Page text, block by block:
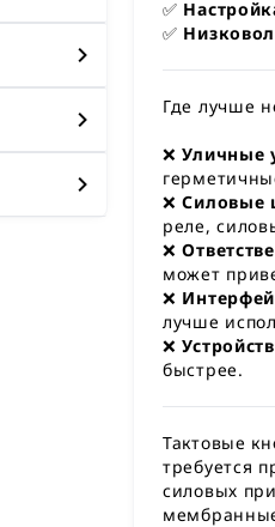
✅
✅
Где лучше
❌Уличные
❌Силовые
реле,
❌
может
❌
лучше
❌
быстрее.
Тактовые
требуется
силовых